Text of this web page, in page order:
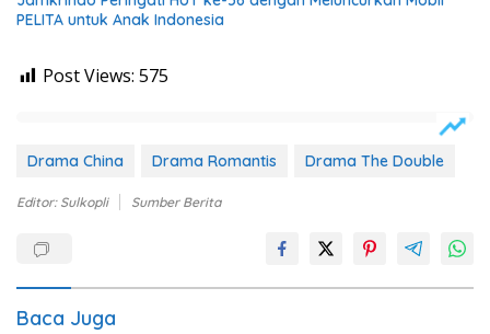
PELITA untuk Anak Indonesia
Post Views: 575
Drama China Drama Romantis Drama The Double
Editor: Sulkopli Sumber Berita
Baca Juga